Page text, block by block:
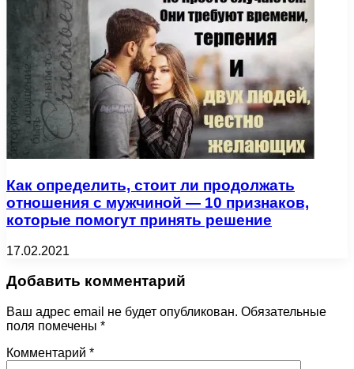
Как определить, стоит ли продолжать
отношения с мужчиной — 10 признаков,
которые помогут принять решение
17.02.2021
Добавить комментарий
Ваш адрес email не будет опубликован. Обязательные
поля помечены *
Комментарий *